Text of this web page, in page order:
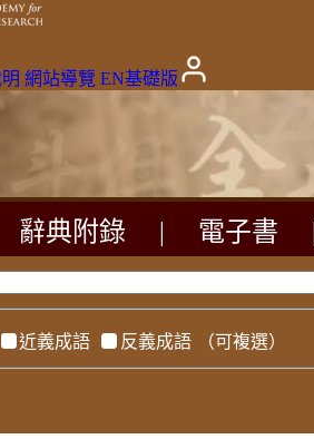
網站導覽 EN基礎版
辭典附錄 電子書
近義成語 反義成語 （可複選）